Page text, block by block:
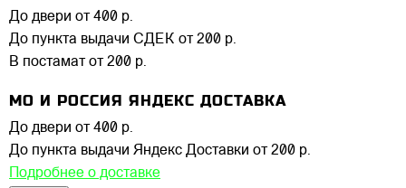
До двери от 400 р.
До пункта выдачи СДЕК от 200 р.
В постамат от 200 р.
МО И РОССИЯ ЯНДЕКС ДОСТАВКА
До двери от 400 р.
До пункта выдачи Яндекс Доставки от 200 р.
Подробнее о доставке